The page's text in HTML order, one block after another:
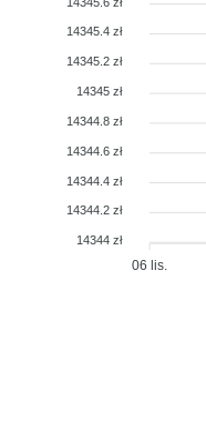
14345.4 zł
14345.2 zł
14345 zł
14344.8 zł
14344.6 zł
14344.4 zł
14344.2 zł
14344 zł
06 lis.